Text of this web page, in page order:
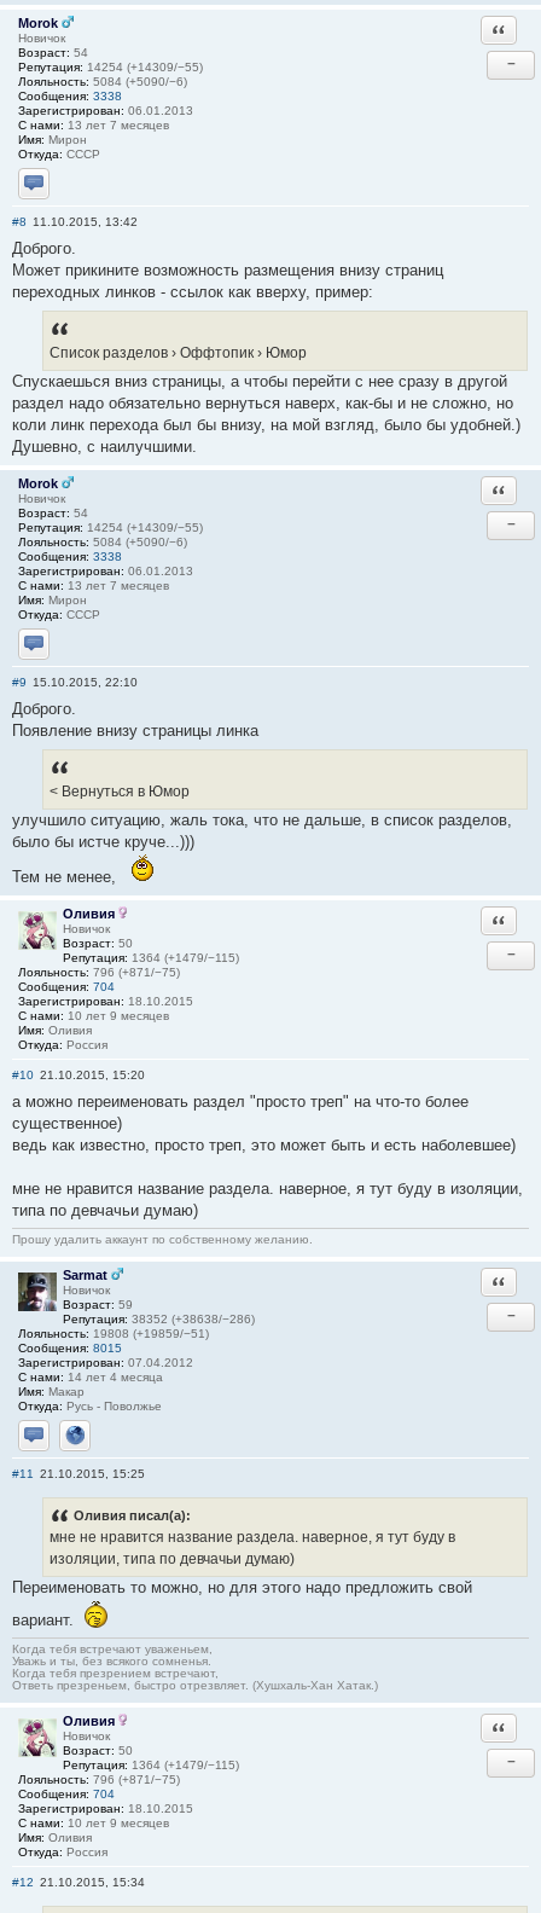
Morok
Новичок
Возраст: 54
Репутация: 14254 (+14309/−55)
Лояльность: 5084 (+5090/−6)
Сообщения: 3338
Зарегистрирован: 06.01.2013
С нами: 13 лет 7 месяцев
Имя: Мирон
Откуда: СССР
Отправить личное сообщение
−
#8 11.10.2015, 13:42
Доброго.
Может прикините возможность размещения внизу страниц
переходных линков - ссылок как вверху, пример:
Список разделов › Оффтопик › Юмор
Спускаешься вниз страницы, а чтобы перейти с нее сразу в другой
раздел надо обязательно вернуться наверх, как-бы и не сложно, но
коли линк перехода был бы внизу, на мой взгляд, было бы удобней.)
Душевно, с наилучшими.
Morok
Новичок
Возраст: 54
Репутация: 14254 (+14309/−55)
Лояльность: 5084 (+5090/−6)
Сообщения: 3338
Зарегистрирован: 06.01.2013
С нами: 13 лет 7 месяцев
Имя: Мирон
Откуда: СССР
Отправить личное сообщение
−
#9 15.10.2015, 22:10
Доброго.
Появление внизу страницы линка
< Вернуться в Юмор
улучшило ситуацию, жаль тока, что не дальше, в список разделов,
было бы истче круче...)))
Тем не менее,
Оливия
Новичок
Возраст: 50
Репутация: 1364 (+1479/−115)
Лояльность: 796 (+871/−75)
Сообщения: 704
Зарегистрирован: 18.10.2015
С нами: 10 лет 9 месяцев
Имя: Оливия
Откуда: Россия
−
#10 21.10.2015, 15:20
а можно переименовать раздел "просто треп" на что-то более
существенное)
ведь как известно, просто треп, это может быть и есть наболевшее)
мне не нравится название раздела. наверное, я тут буду в изоляции,
типа по девчачьи думаю)
Прошу удалить аккаунт по собственному желанию.
Sarmat
Новичок
Возраст: 59
Репутация: 38352 (+38638/−286)
Лояльность: 19808 (+19859/−51)
Сообщения: 8015
Зарегистрирован: 07.04.2012
С нами: 14 лет 4 месяца
Имя: Макар
Откуда: Русь - Поволжье
Отправить личное сообщение
Сайт
−
#11 21.10.2015, 15:25
Оливия писал(а):
мне не нравится название раздела. наверное, я тут буду в
изоляции, типа по девчачьи думаю)
Переименовать то можно, но для этого надо предложить свой
вариант.
Когда тебя встречают уваженьем,
Уважь и ты, без всякого сомненья.
Когда тебя презрением встречают,
Ответь презреньем, быстро отрезвляет. (Хушхаль-Хан Хатак.)
Оливия
Новичок
Возраст: 50
Репутация: 1364 (+1479/−115)
Лояльность: 796 (+871/−75)
Сообщения: 704
Зарегистрирован: 18.10.2015
С нами: 10 лет 9 месяцев
Имя: Оливия
Откуда: Россия
−
#12 21.10.2015, 15:34